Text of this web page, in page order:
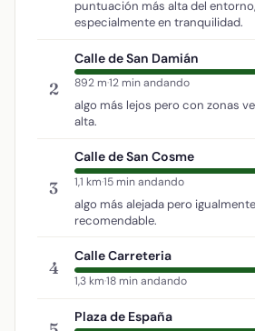
puntuación más alta del entorno,
especialmente en tranquilidad.
2
Calle de San Damián
892 m·12 min andando
algo más lejos pero con zonas
alta.
3
Calle de San Cosme
1,1 km·15 min andando
algo más alejada pero igualmente
recomendable.
4
Calle Carreteria
1,3 km·18 min andando
Plaza de España